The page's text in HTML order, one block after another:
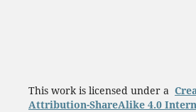
This work is licensed under a
Attribution-ShareAlike 4.0